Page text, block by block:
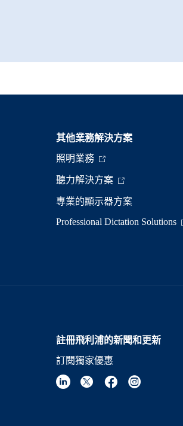
其他業務解決方案​
照明業務
聽力解決方案
專業的顯示器方案
Professional Dictation Solutions
註冊飛利浦的新聞和更新
訂閱獨家優惠